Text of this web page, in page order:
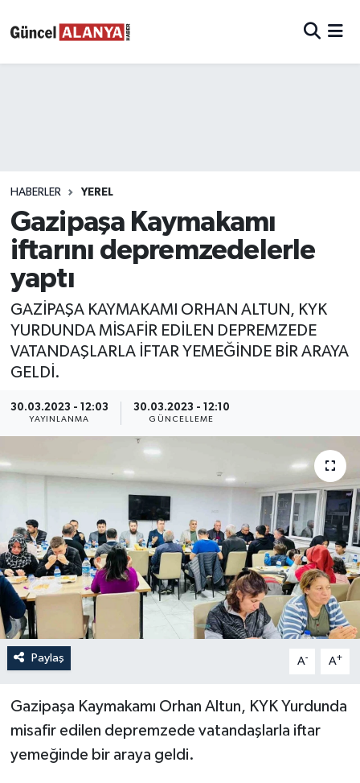
HABERLER YEREL
Gazipaşa Kaymakamı
iftarını depremzedelerle
yaptı
GAZİPAŞA KAYMAKAMI ORHAN ALTUN, KYK
YURDUNDA MİSAFİR EDİLEN DEPREMZEDE
VATANDAŞLARLA İFTAR YEMEĞİNDE BİR ARAYA
GELDİ.
30.03.2023 - 12:03
YAYINLANMA
30.03.2023 - 12:10
GÜNCELLEME
Paylaş A- A+
Gazipaşa Kaymakamı Orhan Altun, KYK Yurdunda
misafir edilen depremzede vatandaşlarla iftar
yemeğinde bir araya geldi.